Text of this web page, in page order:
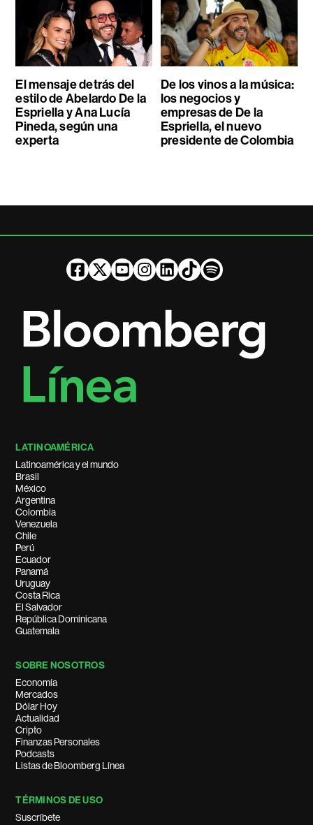
El mensaje detrás del
estilo de Abelardo De la
Espriella y Ana Lucía
Pineda, según una
experta
De los vinos a la música:
los negocios y
empresas de De la
Espriella, el nuevo
presidente de Colombia
LATINOAMÉRICA
Latinoamérica y el mundo
Brasil
México
Argentina
Colombia
Venezuela
Chile
Perú
Ecuador
Panamá
Uruguay
Costa Rica
El Salvador
República Dominicana
Guatemala
SOBRE NOSOTROS
Economía
Mercados
Dólar Hoy
Actualidad
Cripto
Finanzas Personales
Podcasts
Listas de Bloomberg Línea
TÉRMINOS DE USO
Suscríbete